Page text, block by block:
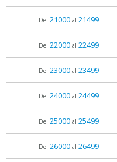
Del 21000al 21499
Del 22000al 22499
Del 23000al 23499
Del 24000al 24499
Del 25000al 25499
Del 26000al 26499